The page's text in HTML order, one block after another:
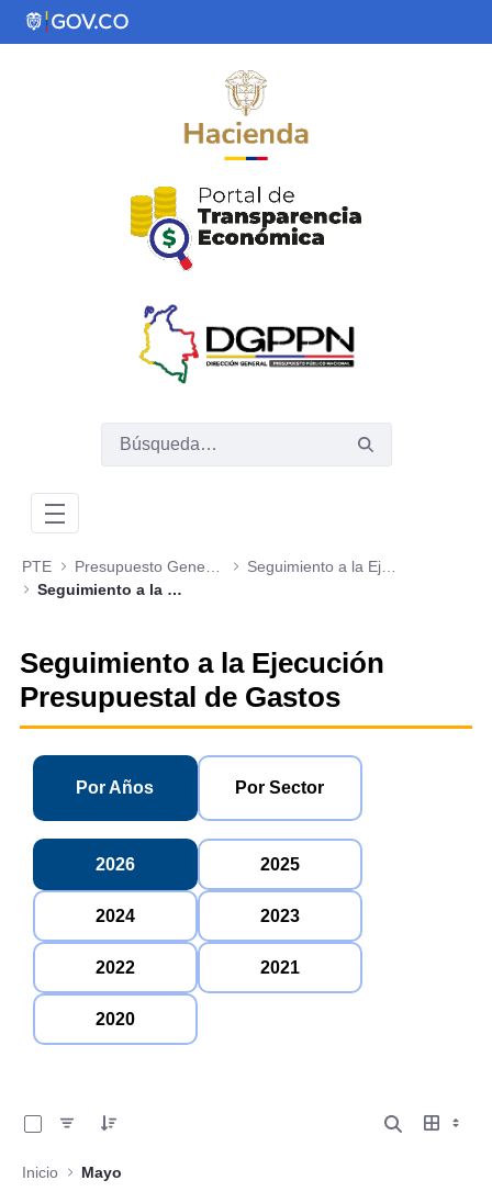
Saltar al contenido principal
PTE
Seguimiento a la Ejecución Presupuestal de Gastos
Seguimiento a la Ejecución de Gastos 2026
Seguimiento a la Ejecución
Presupuestal de Gastos
Por Años Por Sector
2026 2025
2024 2023
2022 2021
2020
Inicio Mayo